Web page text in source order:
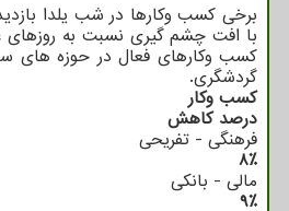
برخی کسب وکارها در شب یلدا
با افت چشم گیری نسبت به روزهای
کسب وکارهای فعال در حوزه های
گردشگری.
کسب وکار
درصد کاهش
فرهنگی - تفریحی
۸٪
مالی - بانکی
۹٪